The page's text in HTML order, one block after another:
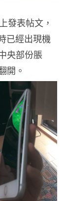
發表帖文，
已經出現機
央部份脹
開。